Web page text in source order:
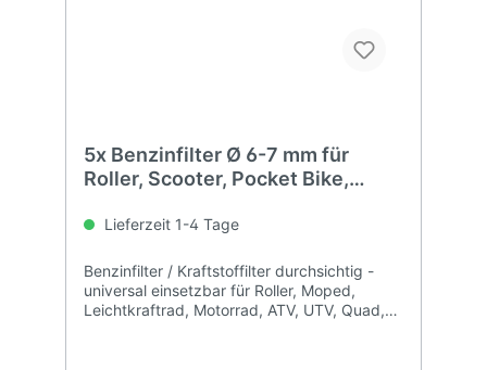
5x Benzinfilter Ø 6-7 mm für
Roller, Scooter, Pocket Bike,
Lieferzeit 1-4 Tage
Benzinfilter / Kraftstoffilter durchsichtig -
universal einsetzbar für Roller, Moped,
Leichtkraftrad, Motorrad, ATV, UTV, Quad,